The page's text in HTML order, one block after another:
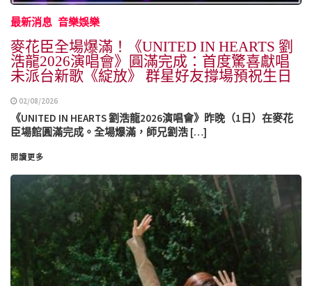
最新消息 音樂娛樂
麥花臣全場爆滿！《UNITED IN HEARTS 劉
浩龍2026演唱會》圓滿完成：首度驚喜獻唱
未派台新歌《綻放》 群星好友撐場預祝生日
02/08/2026
《UNITED IN HEARTS 劉浩龍2026演唱會》昨晚（1日）在麥花
臣場館圓滿完成。全場爆滿，師兄劉浩 […]
閱讀更多